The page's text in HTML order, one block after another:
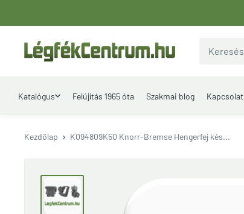
a
tartalomhoz
LegfekCentrum.hu
Katalógus Felújítás 1965 óta Szakmai blog Kapcsolat
Kezdőlap K094809K50 Knorr-Bremse Hengerfej kés...